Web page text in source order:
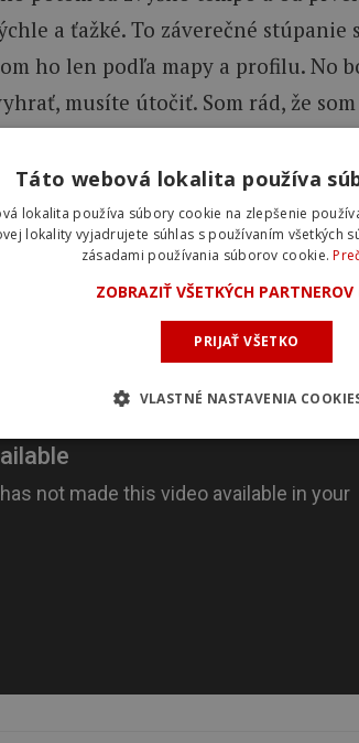
a ťažké. To záverečné stúpanie
ho len podľa mapy a profilu. No
musíte útočiť. Som rád, že
čas v celkovom poradí,“ povedal v
8. etapy Vuelty:
Táto webová lokalita používa
lokalita používa súbory cookie na zlepšenie
lokality vyjadrujete súhlas s používaním všetkých
zásadami používania súborov cookie.
ZOBRAZIŤ VŠETKÝCH PARTNEROV
PRIJAŤ VŠETKO
VLASTNÉ NASTAVENIA